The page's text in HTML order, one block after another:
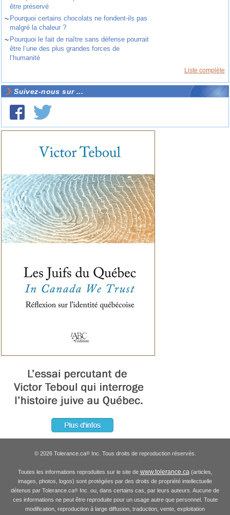
être préservé
~ Pourquoi certains chocolats ne fondent-ils pas
malgré la chaleur ?
~ Pourquoi le fait de naître sans défense pourrait
être l’une des plus grandes forces de
l’humanité
Liste complète
Suivez-nous sur ...
© 2026 Tolerance.ca®Inc. Tous droits de reproduction réservés.
Toutes les informations reproduites sur le site de www.tolerance.ca (articles,
images, photos, logos) sont protégées par des droits de propriété intellectuelle
détenus par Tolerance.ca® Inc. ou, dans certains cas, par leurs auteurs. Aucune de
ces informations ne peut être reproduite pour un usage autre que personnel. Toute
modification, reproduction à large diffusion, traduction, vente, exploitation